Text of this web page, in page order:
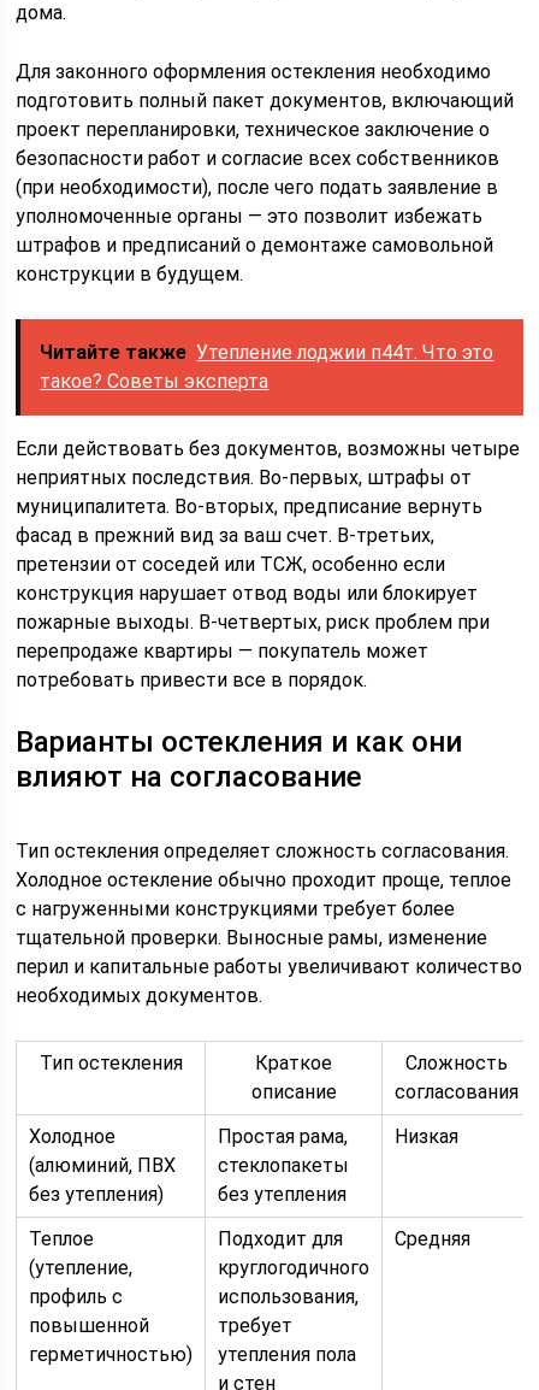
дома.
Для законного оформления остекления необходимо
подготовить полный пакет документов, включающий
проект перепланировки, техническое заключение о
безопасности работ и согласие всех собственников
(при необходимости), после чего подать заявление в
уполномоченные органы — это позволит избежать
штрафов и предписаний о демонтаже самовольной
конструкции в будущем.
Читайте также Утепление лоджии п44т. Что это
такое? Советы эксперта
Если действовать без документов, возможны четыре
неприятных последствия. Во-первых, штрафы от
муниципалитета. Во-вторых, предписание вернуть
фасад в прежний вид за ваш счет. В-третьих,
претензии от соседей или ТСЖ, особенно если
конструкция нарушает отвод воды или блокирует
пожарные выходы. В-четвертых, риск проблем при
перепродаже квартиры — покупатель может
потребовать привести все в порядок.
Варианты остекления и как они
влияют на согласование
Тип остекления определяет сложность согласования.
Холодное остекление обычно проходит проще, теплое
с нагруженными конструкциями требует более
тщательной проверки. Выносные рамы, изменение
перил и капитальные работы увеличивают количество
необходимых документов.
Тип остекления
Краткое
описание
Сложность
согласования
Холодное
(алюминий, ПВХ
без утепления)
Простая рама,
стеклопакеты
без утепления
Низкая
Теплое
(утепление,
профиль с
повышенной
герметичностью)
Подходит для
круглогодичного
использования,
требует
утепления пола
и стен
Средняя